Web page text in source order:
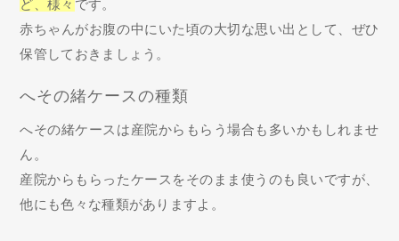
ど、様々 です。
赤ちゃんがお腹の中にいた頃の大切な思い出として、ぜひ
保管しておきましょう。
へその緒ケースの種類
へその緒ケースは産院からもらう場合も多いかもしれませ
ん。
産院からもらったケースをそのまま使うのも良いですが、
他にも色々な種類がありますよ。